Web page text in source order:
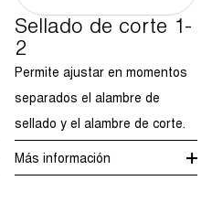
Sellado de corte 1-
2
Permite ajustar en momentos
separados el alambre de
sellado y el alambre de corte.
Más información